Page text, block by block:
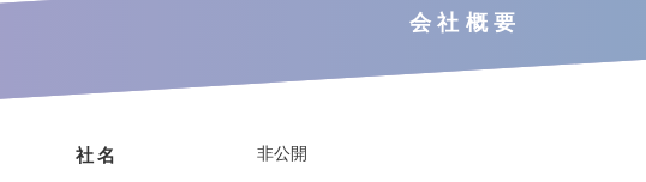
会社概要
社名 非公開